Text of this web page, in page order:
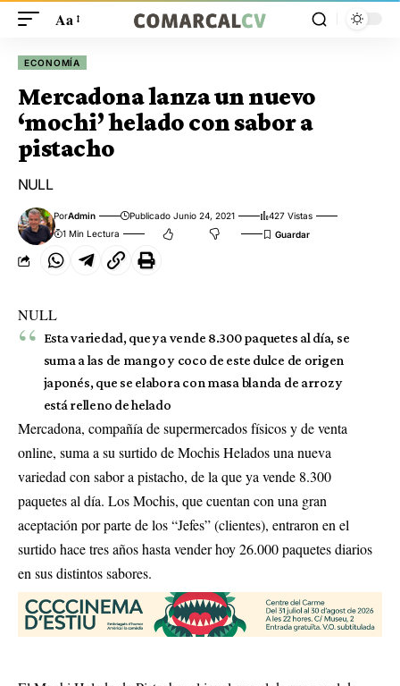
Aa
ECONOMÍA
Mercadona lanza un nuevo
‘mochi’ helado con sabor a
pistacho
NULL
PorAdmin Publicado Junio 24, 2021
427 Vistas
1 Min Lectura
NULL
Esta variedad, que ya vende 8.300 paquetes al día, se
suma a las de mango y coco de este dulce de origen
japonés, que se elabora con masa blanda de arroz y
está relleno de helado
Mercadona, compañía de supermercados físicos y de venta
online, suma a su surtido de Mochis Helados una nueva
variedad con sabor a pistacho, de la que ya vende 8.300
paquetes al día. Los Mochis, que cuentan con una gran
aceptación por parte de los “Jefes” (clientes), entraron en el
surtido hace tres años hasta vender hoy 26.000 paquetes diarios
en sus distintos sabores.